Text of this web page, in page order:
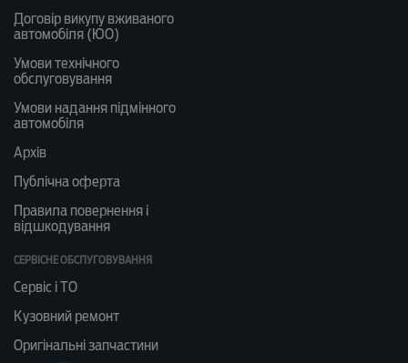
Договір викупу вживаного
автомобіля (ЮО)
Умови технічного
обслуговування
Умови надання підмінного
автомобіля
Архів
Публічна оферта
Правила повернення і
відшкодування
СЕРВІСНЕ ОБСЛУГОВУВАННЯ
Сервіс і ТО
Кузовний ремонт
Оригінальні запчастини